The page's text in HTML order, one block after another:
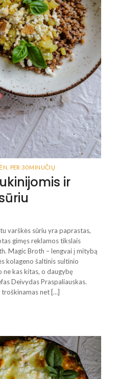
PER 30 MINUČIŲ
ir
varškės sūriu yra paprastas,
gimęs reklamos tikslais
Magic Broth – lengvai į mitybą
kolageno šaltinis sultinio
kas kitas, o daugybę
Deivydas Praspaliauskas.
net […]